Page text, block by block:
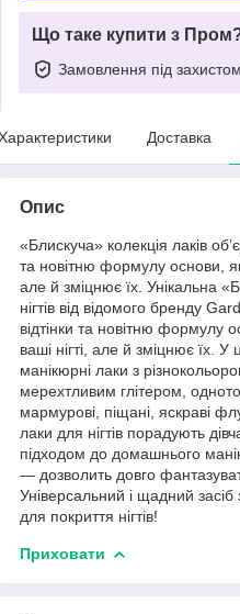
Що таке купити з
Замовлення під захистом
Доставка
Опис
«Блискуча» колекція лаків
та новітню формулу основи,
але й зміцнює їх. Унікальна
нігтів від відомого бренду
відтінки та новітню формулу
ваші нігті, але й зміцнює їх. У
манікюрні лаки з
мерехтливим глітером,
мармурові, піщані, яскраві
лаки для нігтів порадують
підходом до домашнього
— дозволить довго
Універсальний і щадний
для покриття нігтів!
Приховати